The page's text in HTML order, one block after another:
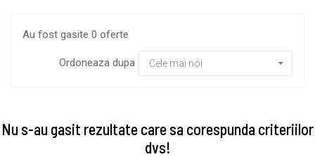
Au fost gasite 0 oferte
Ordoneaza dupa Cele mai noi
Nu s-au gasit rezultate care sa corespunda criteriilor
dvs!